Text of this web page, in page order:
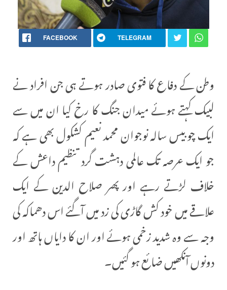
FACEBOOK TELEGRAM
وطن کے دفاع کا فتوی صادر ہوتے ہی جن افراد نے
لبیک کہتے ہوئے میدان جنگ کا رخ کیا ان میں سے
ایک چوبیس سالہ نوجوان محمد نعیم کشکول بھی ہے کہ
جو ایک عرصہ تک عالمی دہشت گرد تنظیم داعش کے
خلاف لڑتے رہے اور پھر صلاح الدین کے ایک
علاقے میں خود کش گاڑی کی زد میں آگئے اس دھماکہ کی
وجہ سے وہ شدید زخمی ہوئے اور ان کا دایاں ہاتھ اور
دونوں آنکھیں ضائع ہو گئیں۔